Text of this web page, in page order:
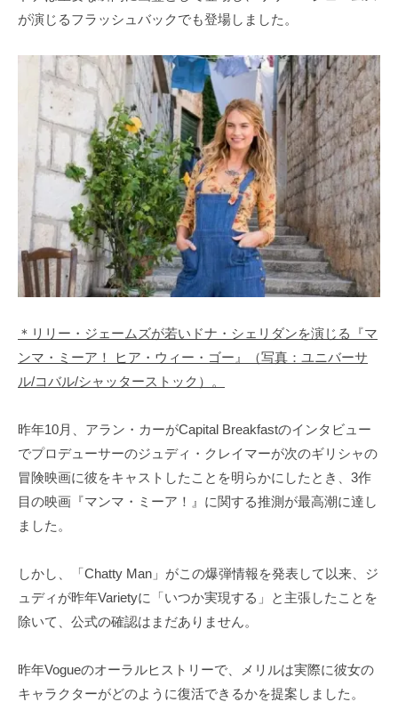
が演じるフラッシュバックでも登場しました。
＊リリー・ジェームズが若いドナ・シェリダンを演じる『マ
ンマ・ミーア！ ヒア・ウィー・ゴー』（写真：ユニバーサ
ル/コバル/シャッターストック）。
昨年10月、アラン・カーがCapital Breakfastのインタビュー
でプロデューサーのジュディ・クレイマーが次のギリシャの
冒険映画に彼をキャストしたことを明らかにしたとき、3作
目の映画『マンマ・ミーア！』に関する推測が最高潮に達し
ました。
しかし、「Chatty Man」がこの爆弾情報を発表して以来、ジ
ュディが昨年Varietyに「いつか実現する」と主張したことを
除いて、公式の確認はまだありません。
昨年Vogueのオーラルヒストリーで、メリルは実際に彼女の
キャラクターがどのように復活できるかを提案しました。